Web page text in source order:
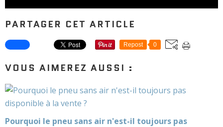
PARTAGER CET ARTICLE
Repost 0
VOUS AIMEREZ AUSSI :
Pourquoi le pneu sans air n'est-il toujours pas